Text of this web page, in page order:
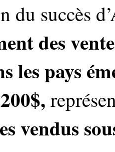
du succès
des
les pays
vendus